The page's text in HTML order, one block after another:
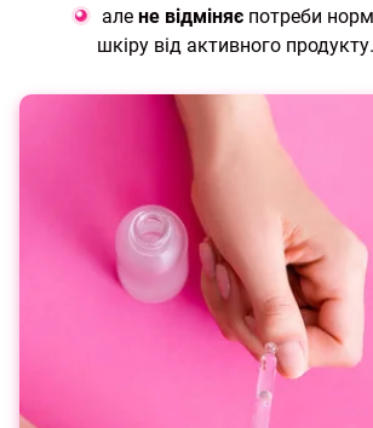
але не відміняє потреби
шкіру від активного продукту.